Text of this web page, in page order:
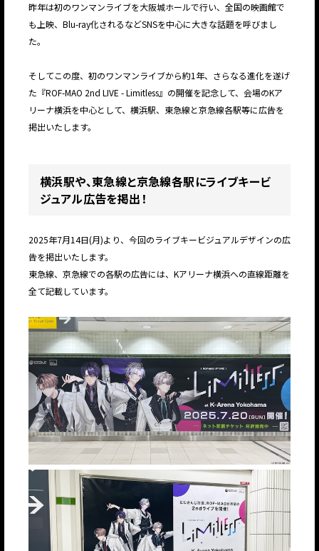
昨年は初のワンマンライブを大阪城ホールで行い、全国の映画館で
も上映、Blu-ray化されるなどSNSを中心に大きな話題を呼びまし
た。
そしてこの度、初のワンマンライブから約1年、さらなる進化を遂げ
た『ROF-MAO 2nd LIVE - Limitless』の開催を記念して、会場のKア
リーナ横浜を中心として、横浜駅、東急線と京急線各駅等に広告を
掲出いたします。
横浜駅や、東急線と京急線各駅にライブキービ
ジュアル広告を掲出！
2025年7月14日(月)より、今回のライブキービジュアルデザインの広
告を掲出いたします。
東急線、京急線での各駅の広告には、Kアリーナ横浜への直線距離を
全て記載しています。